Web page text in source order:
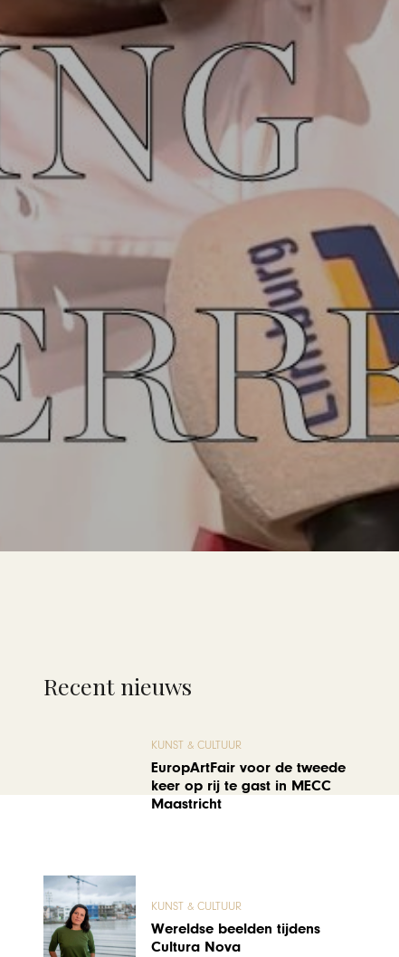
Recent nieuws
KUNST & CULTUUR
EuropArtFair voor de tweede
keer op rij te gast in MECC
Maastricht
KUNST & CULTUUR
Wereldse beelden tijdens
Cultura Nova